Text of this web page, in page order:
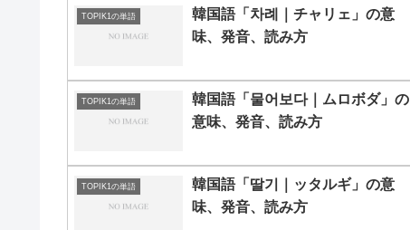
TOPIK1の単語
韓国語「차례｜チャリェ」の意
味、発音、読み方
TOPIK1の単語
韓国語「물어보다｜ムロボダ」の
意味、発音、読み方
TOPIK1の単語
韓国語「딸기｜ッタルギ」の意
味、発音、読み方